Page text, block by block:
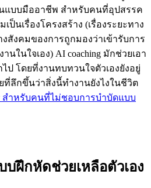
แบบมืออาชีพ สำหรับคนที่อุปสรรค
ป็นเรื่องโครงสร้าง (เรื่องระยะทาง
สังคมของการถูกมองว่าเข้ารับการ
นในใจเอง) AI coaching มักช่วยเอา
ป โดยที่งานทบทวนใจตัวเองยังอยู่
ลึกขึ้นว่าสิ่งนี้ทำงานยังไงในชีวิต
สำหรับคนที่ไม่ชอบการบำบัดแบบ
ฝึกหัดช่วยเหลือตัวเอง